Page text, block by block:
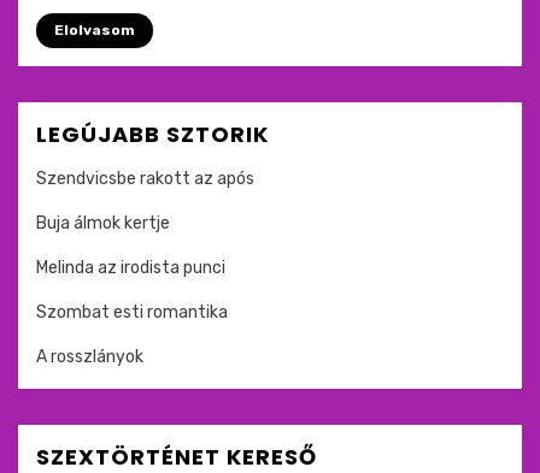
Elolvasom
LEGÚJABB SZTORIK
Szendvicsbe rakott az após
Buja álmok kertje
Melinda az irodista punci
Szombat esti romantika
A rosszlányok
SZEXTÖRTÉNET KERESŐ